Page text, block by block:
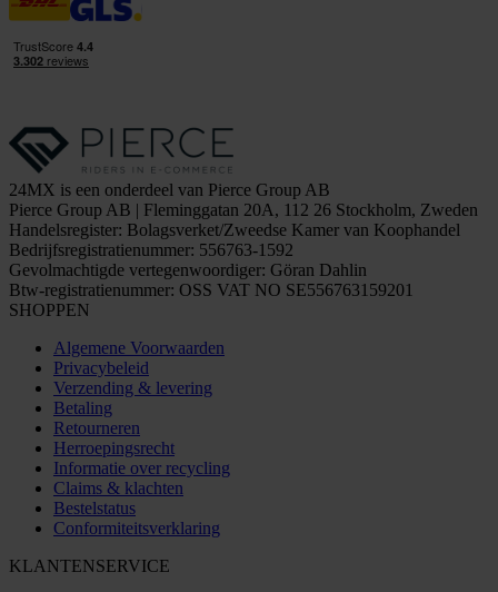
24MX is een onderdeel van Pierce Group AB
Pierce Group AB | Fleminggatan 20A, 112 26 Stockholm, Zweden
Handelsregister: Bolagsverket/Zweedse Kamer van Koophandel
Bedrijfsregistratienummer: 556763-1592
Gevolmachtigde vertegenwoordiger: Göran Dahlin
Btw-registratienummer: OSS VAT NO SE556763159201
SHOPPEN
Algemene Voorwaarden
Privacybeleid
Verzending & levering
Betaling
Retourneren
Herroepingsrecht
Informatie over recycling
Claims & klachten
Bestelstatus
Conformiteitsverklaring
KLANTENSERVICE